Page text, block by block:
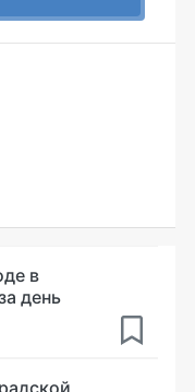
в
день